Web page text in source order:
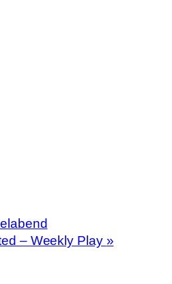
– Weekly Play »